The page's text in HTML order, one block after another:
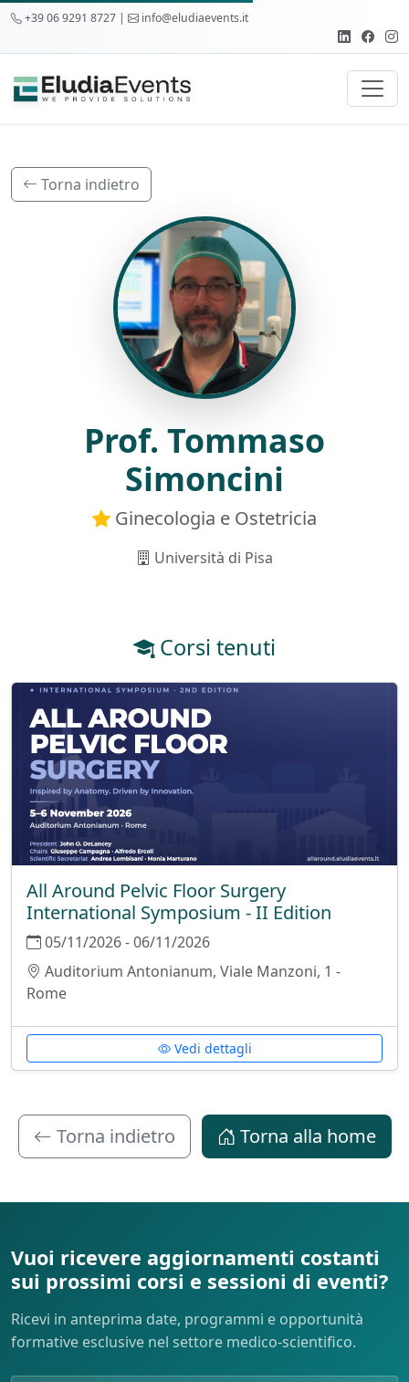
+39 06 9291 8727 | info@eludiaevents.it
Torna indietro
Prof. Tommaso
Simoncini
Ginecologia e Ostetricia
Università di Pisa
Corsi tenuti
All Around Pelvic Floor Surgery
International Symposium - II Edition
05/11/2026 - 06/11/2026
Auditorium Antonianum, Viale Manzoni, 1 -
Rome
Vedi dettagli
Torna indietro Torna alla home
Vuoi ricevere aggiornamenti costanti
sui prossimi corsi e sessioni di eventi?
Ricevi in anteprima date, programmi e opportunità
formative esclusive nel settore medico-scientifico.